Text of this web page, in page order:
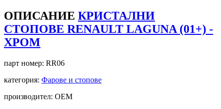
ОПИСАНИЕ КРИСТАЛНИ
СТОПОВЕ RENAULT LAGUNA (01+) -
ХРОМ
парт номер: RR06
категория: Фарове и стопове
производител: OEM